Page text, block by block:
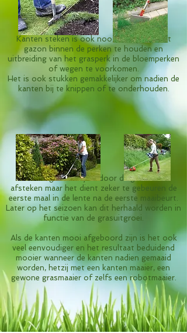
Kanten steken is ook noodzakelijk om het
gazonbinnen de perken te houden en
uitbreiding van het grasperk in de bloemperken
of wegen te voorkomen.
Het is ook stukken gemakkelijker om nadien de
kanten bij te knippen of te onderhouden.
Men kan gans het jaar door de graskanten
afsteken maar het dient zeker te gebeuren de
eerste maal in de lente na de eerste maaibeurt.
Later op het seizoen kan dit herhaald worden in
functie van de grasuitgroei.
Als de kanten mooi afgeboord zijn is het ook
veel eenvoudiger en het resultaat beduidend
mooier wanneer de kanten nadien gemaaid
worden, hetzij met een kanten maaier, een
gewone grasmaaier of zelfs een robotmaaier.